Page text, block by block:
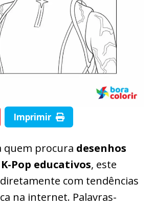
Imprimir
quem procura desenhos
Pop educativos, este
com tendências
na internet. Palavras-